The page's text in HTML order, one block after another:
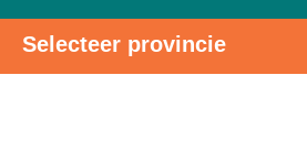
Selecteer provincie